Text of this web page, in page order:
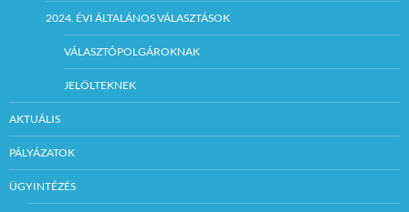
2024. ÉVI ÁLTALÁNOS VÁLASZTÁSOK
VÁLASZTÓPOLGÁROKNAK
JELÖLTEKNEK
AKTUÁLIS
PÁLYÁZATOK
ÜGYINTÉZÉS